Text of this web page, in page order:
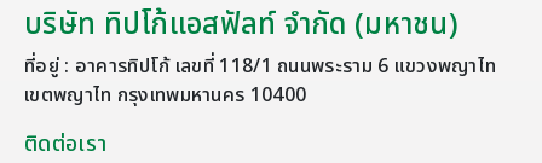
บริษัท ทิปโก้แอสฟัลท์ จำกัด (มหาชน)
ที่อยู่ : อาคารทิปโก้ เลขที่ 118/1 ถนนพระราม 6 แขวงพญาไท
เขตพญาไท กรุงเทพมหานคร 10400
ติดต่อเรา